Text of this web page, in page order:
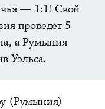
— 1:1! Свой
проведет 5
а Румыния
Уэльса.
(Румыния)